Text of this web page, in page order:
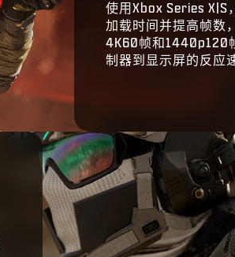
使用Xbox Series X|S
加载时间并提高帧数
4K60帧和1440p120
制器到显示屏的反应